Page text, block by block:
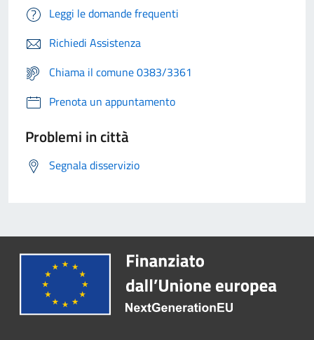
Leggi le domande frequenti
Richiedi Assistenza
Chiama il comune 0383/3361
Prenota un appuntamento
Problemi in città
Segnala disservizio